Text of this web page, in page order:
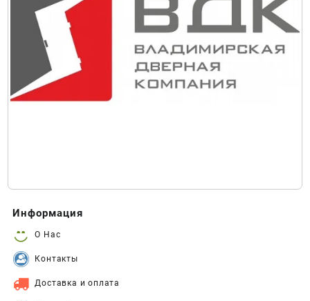
Информация
О Нас
Контакты
Доставка и оплата